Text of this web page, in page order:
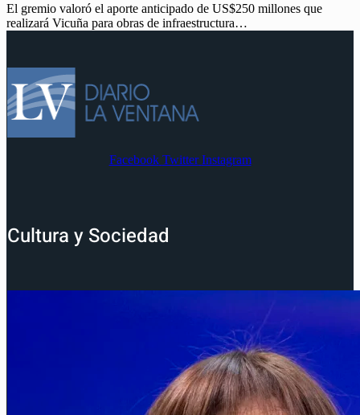
El gremio valoró el aporte anticipado de US$250 millones que
realizará Vicuña para obras de infraestructura…
Facebook Twitter Instagram
Cultura y Sociedad